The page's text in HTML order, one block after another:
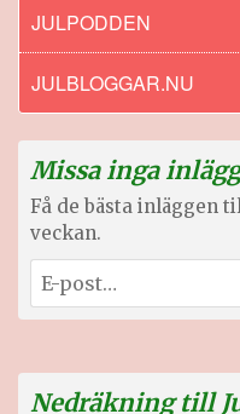
JULPODDEN
JULBLOGGAR.NU
Missa inga
Få de bästa inläggen
veckan.
Nedräkning till